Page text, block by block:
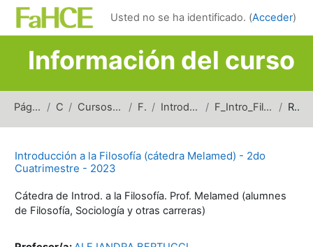
Salta al contenido principal
Usted no se ha identificado. (Acceder)
Información del curso
Página Principal Cursos Cursos de carreras de grado Filosofía Introducción a la Filosofía F_Intro_Fil(Melamed)_2doSem_2023 Resumen
Introducción a la Filosofía (cátedra Melamed) - 2do
Cuatrimestre - 2023
Cátedra de Introd. a la Filosofía. Prof. Melamed (alumnes
de Filosofía, Sociología y otras carreras)